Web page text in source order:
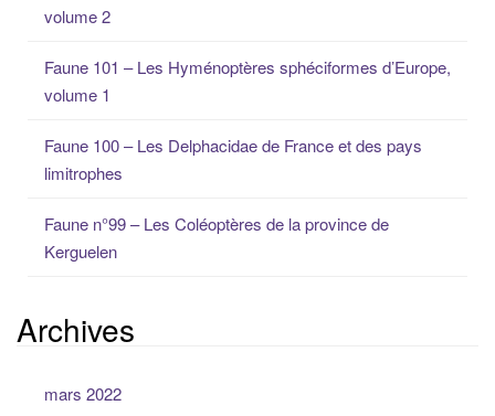
volume 2
Faune 101 – Les Hyménoptères sphéciformes d’Europe,
volume 1
Faune 100 – Les Delphacidae de France et des pays
limitrophes
Faune n°99 – Les Coléoptères de la province de
Kerguelen
Archives
mars 2022